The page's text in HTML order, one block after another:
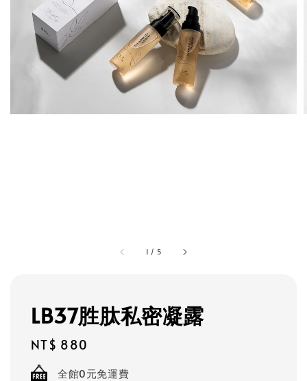
1 / 5
LB37胜肽私密凝露
Regular
price
NT$ 880
全館0元免運費